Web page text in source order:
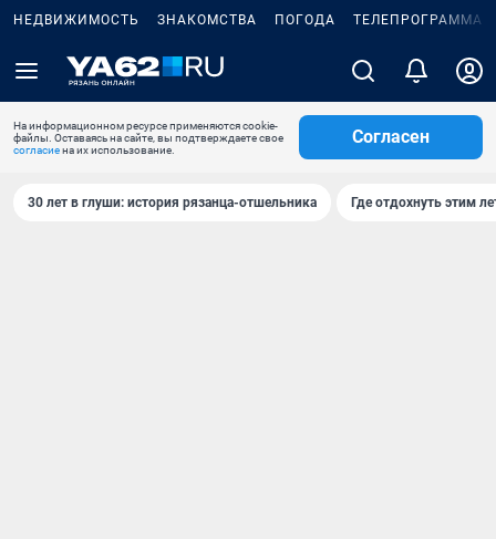
НЕДВИЖИМОСТЬ ЗНАКОМСТВА ПОГОДА ТЕЛЕПРОГРАММА
На информационном ресурсе применяются cookie-
файлы. Оставаясь на сайте, вы подтверждаете свое
согласиена их использование.
Согласен
30 лет в глуши: история рязанца-отшельника Где отдохнуть этим